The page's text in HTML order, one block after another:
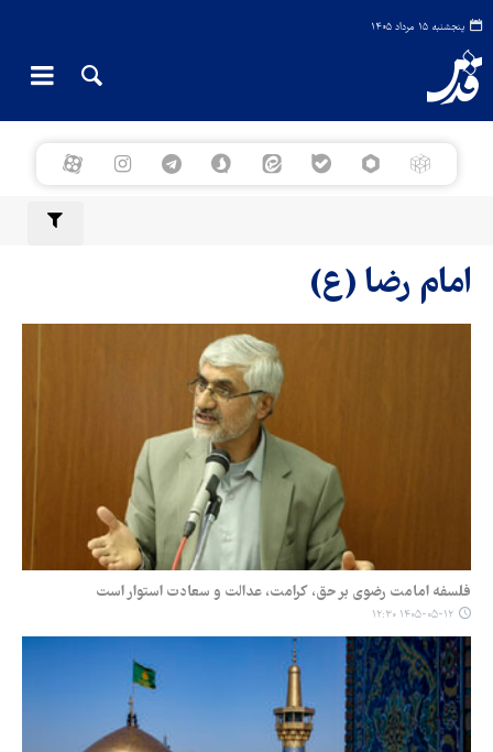
پنجشنبه ۱۵ مرداد ۱۴۰۵
امام رضا (ع)
فلسفه امامت رضوی بر حق، کرامت، عدالت و سعادت استوار است
۱۴۰۵-۰۵-۱۲ ۱۲:۳۰